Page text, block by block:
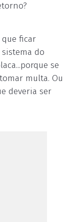
que ficar
do
se
multa. Ou
deveria ser